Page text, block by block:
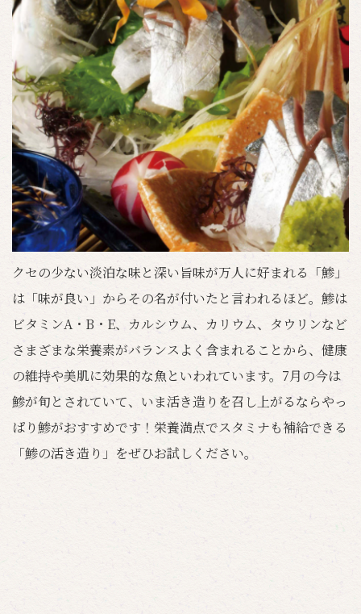
クセの少ない淡泊な味と深い旨味が万人に好まれる「鯵」
は「味が良い」からその名が付いたと言われるほど。鯵は
ビタミンA・B・E、カルシウム、カリウム、タウリンなど
さまざまな栄養素がバランスよく含まれることから、健康
の維持や美肌に効果的な魚といわれています。7月の今は
鯵が旬とされていて、いま活き造りを召し上がるならやっ
ぱり鯵がおすすめです！栄養満点でスタミナも補給できる
「鯵の活き造り」をぜひお試しください。